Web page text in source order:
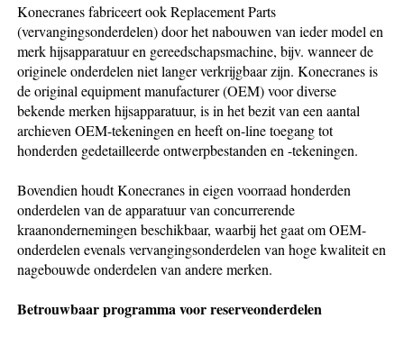
Konecranes fabriceert ook Replacement Parts
(vervangingsonderdelen) door het nabouwen van ieder model en
merk hijsapparatuur en gereedschapsmachine, bijv. wanneer de
originele onderdelen niet langer verkrijgbaar zijn. Konecranes is
de original equipment manufacturer (OEM) voor diverse
bekende merken hijsapparatuur, is in het bezit van een aantal
archieven OEM-tekeningen en heeft on-line toegang tot
honderden gedetailleerde ontwerpbestanden en -tekeningen.
Bovendien houdt Konecranes in eigen voorraad honderden
onderdelen van de apparatuur van concurrerende
kraanondernemingen beschikbaar, waarbij het gaat om OEM-
onderdelen evenals vervangingsonderdelen van hoge kwaliteit en
nagebouwde onderdelen van andere merken.
Betrouwbaar programma voor reserveonderdelen